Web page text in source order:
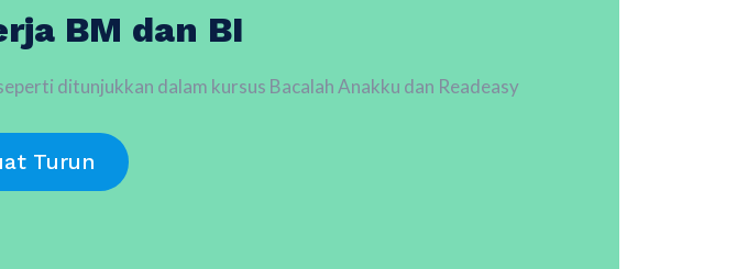
BM dan BI
ditunjukkan dalam kursus Bacalah Anakku dan Readeasy
Turun